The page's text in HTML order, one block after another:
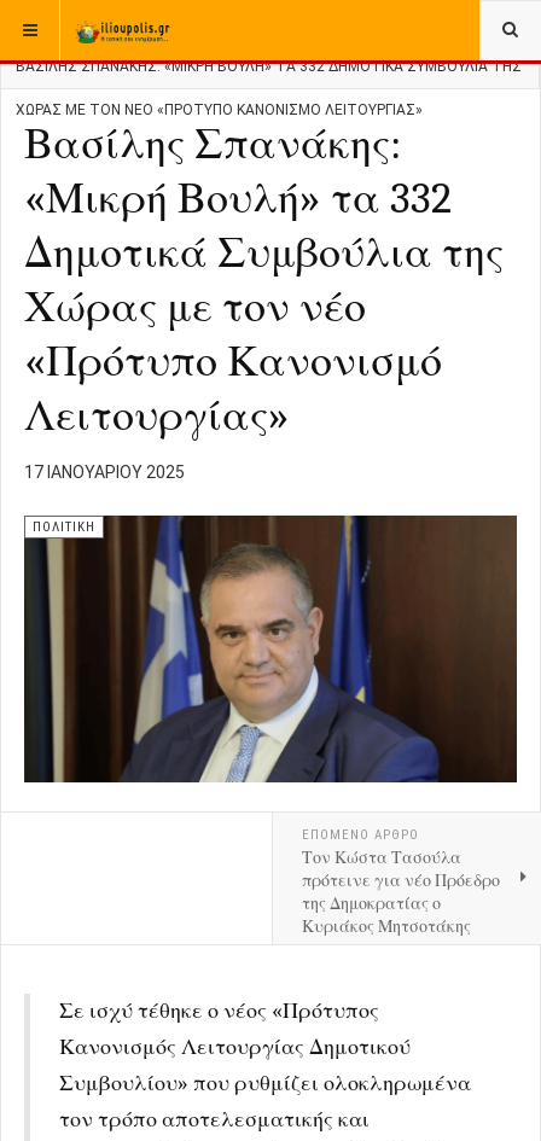
ΒΡΊΣΚΕΣΤΕ ΕΔΏ: ΑΡΧΙΚΉ
ΒΑΣΊΛΗΣ ΣΠΑΝΆΚΗΣ: «ΜΙΚΡΉ ΒΟΥΛΉ» ΤΑ 332 ΔΗΜΟΤΙΚΆ ΣΥΜΒΟΎΛΙΑ ΤΗΣ
ΧΏΡΑΣ ΜΕ ΤΟΝ ΝΈΟ «ΠΡΌΤΥΠΟ ΚΑΝΟΝΙΣΜΌ ΛΕΙΤΟΥΡΓΊΑΣ»
Βασίλης Σπανάκης:
«Μικρή Βουλή» τα 332
Δημοτικά Συμβούλια της
Χώρας με τον νέο
«Πρότυπο Κανονισμό
Λειτουργίας»
17 ΙΑΝΟΥΑΡΊΟΥ 2025
ΠΟΛΙΤΙΚΗ
ΕΠΟΜΕΝΟ ΑΡΘΡΟ
Τον Κώστα Τασούλα
πρότεινε για νέο Πρόεδρο
της Δημοκρατίας ο
Κυριάκος Μητσοτάκης
Σε ισχύ τέθηκε ο νέος «Πρότυπος
Κανονισμός Λειτουργίας Δημοτικού
Συμβουλίου» που ρυθμίζει ολοκληρωμένα
τον τρόπο αποτελεσματικής και